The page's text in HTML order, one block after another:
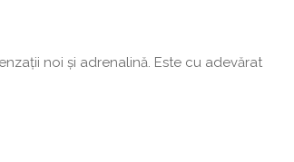
noi și adrenalină. Este cu adevărat